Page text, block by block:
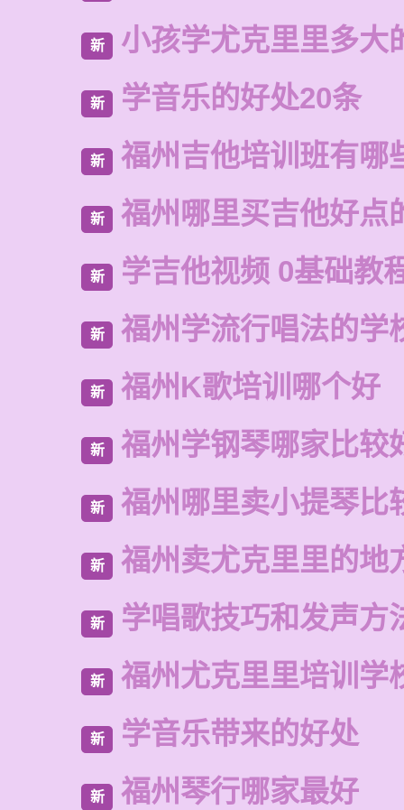
新 小孩学尤克里里多大
新 学音乐的好处20条
新 福州吉他培训班有哪
新 福州哪里买吉他好点
新 学吉他视频 0基础教
新 福州学流行唱法的学
新 福州K歌培训哪个好
新 福州学钢琴哪家比较
新 福州哪里卖小提琴比
新 福州卖尤克里里的地
新 学唱歌技巧和发声方
新 福州尤克里里培训学
新 学音乐带来的好处
新 福州琴行哪家最好